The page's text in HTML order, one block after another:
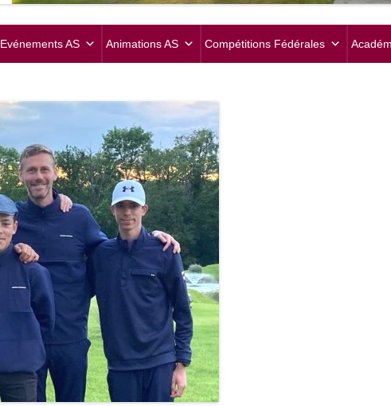
contenu
Evénements AS Animations AS Compétitions Fédérales